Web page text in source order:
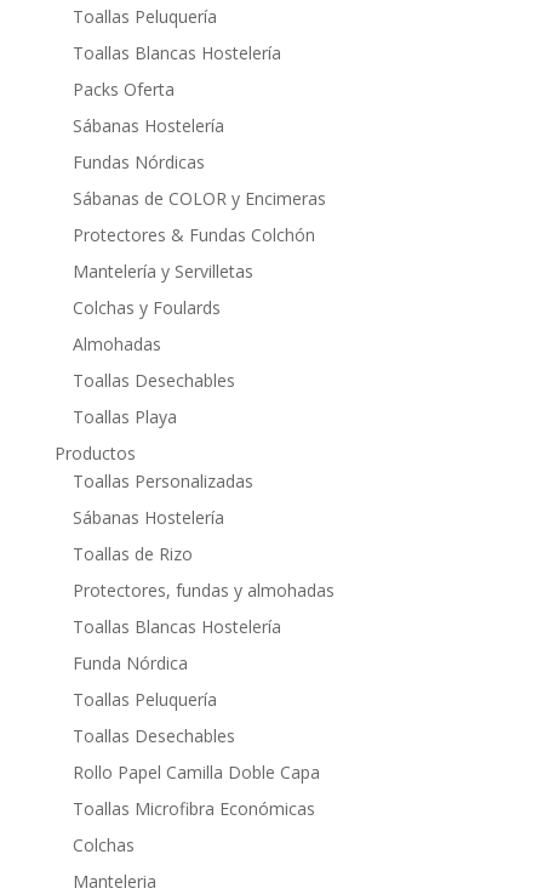
Toallas Peluquería
Toallas Blancas Hostelería
Packs Oferta
Sábanas Hostelería
Fundas Nórdicas
Sábanas de COLOR y Encimeras
Protectores & Fundas Colchón
Mantelería y Servilletas
Colchas y Foulards
Almohadas
Toallas Desechables
Toallas Playa
Productos
Toallas Personalizadas
Sábanas Hostelería
Toallas de Rizo
Protectores, fundas y almohadas
Toallas Blancas Hostelería
Funda Nórdica
Toallas Peluquería
Toallas Desechables
Rollo Papel Camilla Doble Capa
Toallas Microfibra Económicas
Colchas
Manteleria